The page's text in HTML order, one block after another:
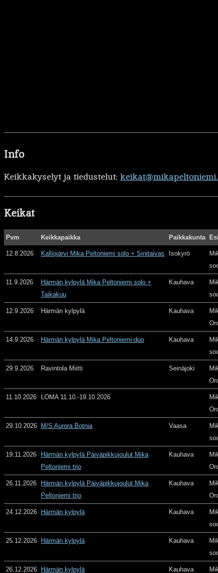
Info
Keikkakyselyt ja tiedustelut:
Keikat
Pvm Keikkapaikka Paikkakunta
12.8.2026 Kalliojärvi Mika Peltoniemi solo + Sinitaivas Isokyrö
11.9.2026
Härmän kylpylä Mika Peltoniemi solo +
Taikakuu
Kauhava
12.9.2026 Härmän kylpylä Kauhava
14.9.2026 Härmän kylpylä Mika Peltoniemi-duo Kauhava
29.9.2026 Ravintola Miitti Seinäjoki
11.10.2026 LOMA 11.10.-19.10.2026
29.10.2026 M/S Aurora Botnia Vaasa
19.11.2026
Härmän kylpylä Päiväpikkujoulut Mika
Peltoniemi trio
Kauhava
26.11.2026
Härmän kylpylä Päiväpikkujoulut Mika
Peltoniemi trio
Kauhava
24.12.2026 Härmän kylpylä Kauhava
25.12.2026 Härmän kylpylä Kauhava
26.12.2026 Härmän kylpylä Kauhava